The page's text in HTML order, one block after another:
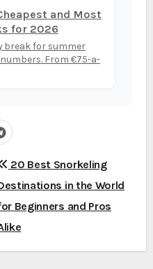
for 2026
break for summer
From €75-a-
20 Best Snorkeling
in the World
Beginners and Pros